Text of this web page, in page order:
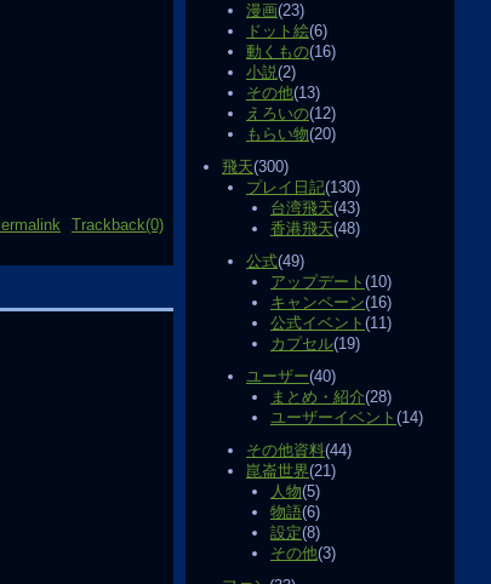
漫画(23)
ドット絵(6)
動くもの(16)
小説(2)
その他(13)
えろいの(12)
もらい物(20)
飛天(300)
プレイ日記(130)
台湾飛天(43)
香港飛天(48)
公式(49)
アップデート (10)
キャンペーン(16)
公式イベント (11)
カプセル(19)
ユーザー(40)
まとめ・紹介(28)
ユーザーイベント (14)
その他資料(44)
崑崙世界(21)
人物(5)
物語(6)
設定(8)
その他(3)
Trackback(0)